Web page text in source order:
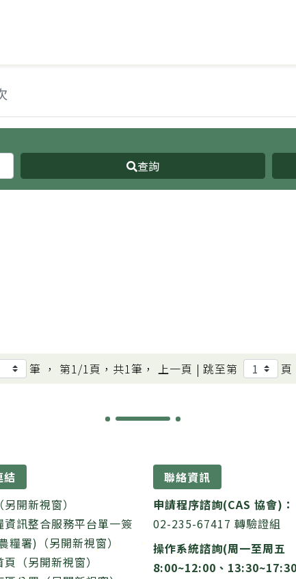
查詢
筆 ， 第1/1頁，共1筆， 上一頁 | 跳至第
結
開新視窗）
資訊整合服務平台單一簽
糧署)（另開新視窗）
（另開新視窗）
聯絡資訊
申請程序諮詢(CAS 協會)：
02-235-67417 轉驗證組
操作系統諮詢(周一至周五
8:00~12:00、